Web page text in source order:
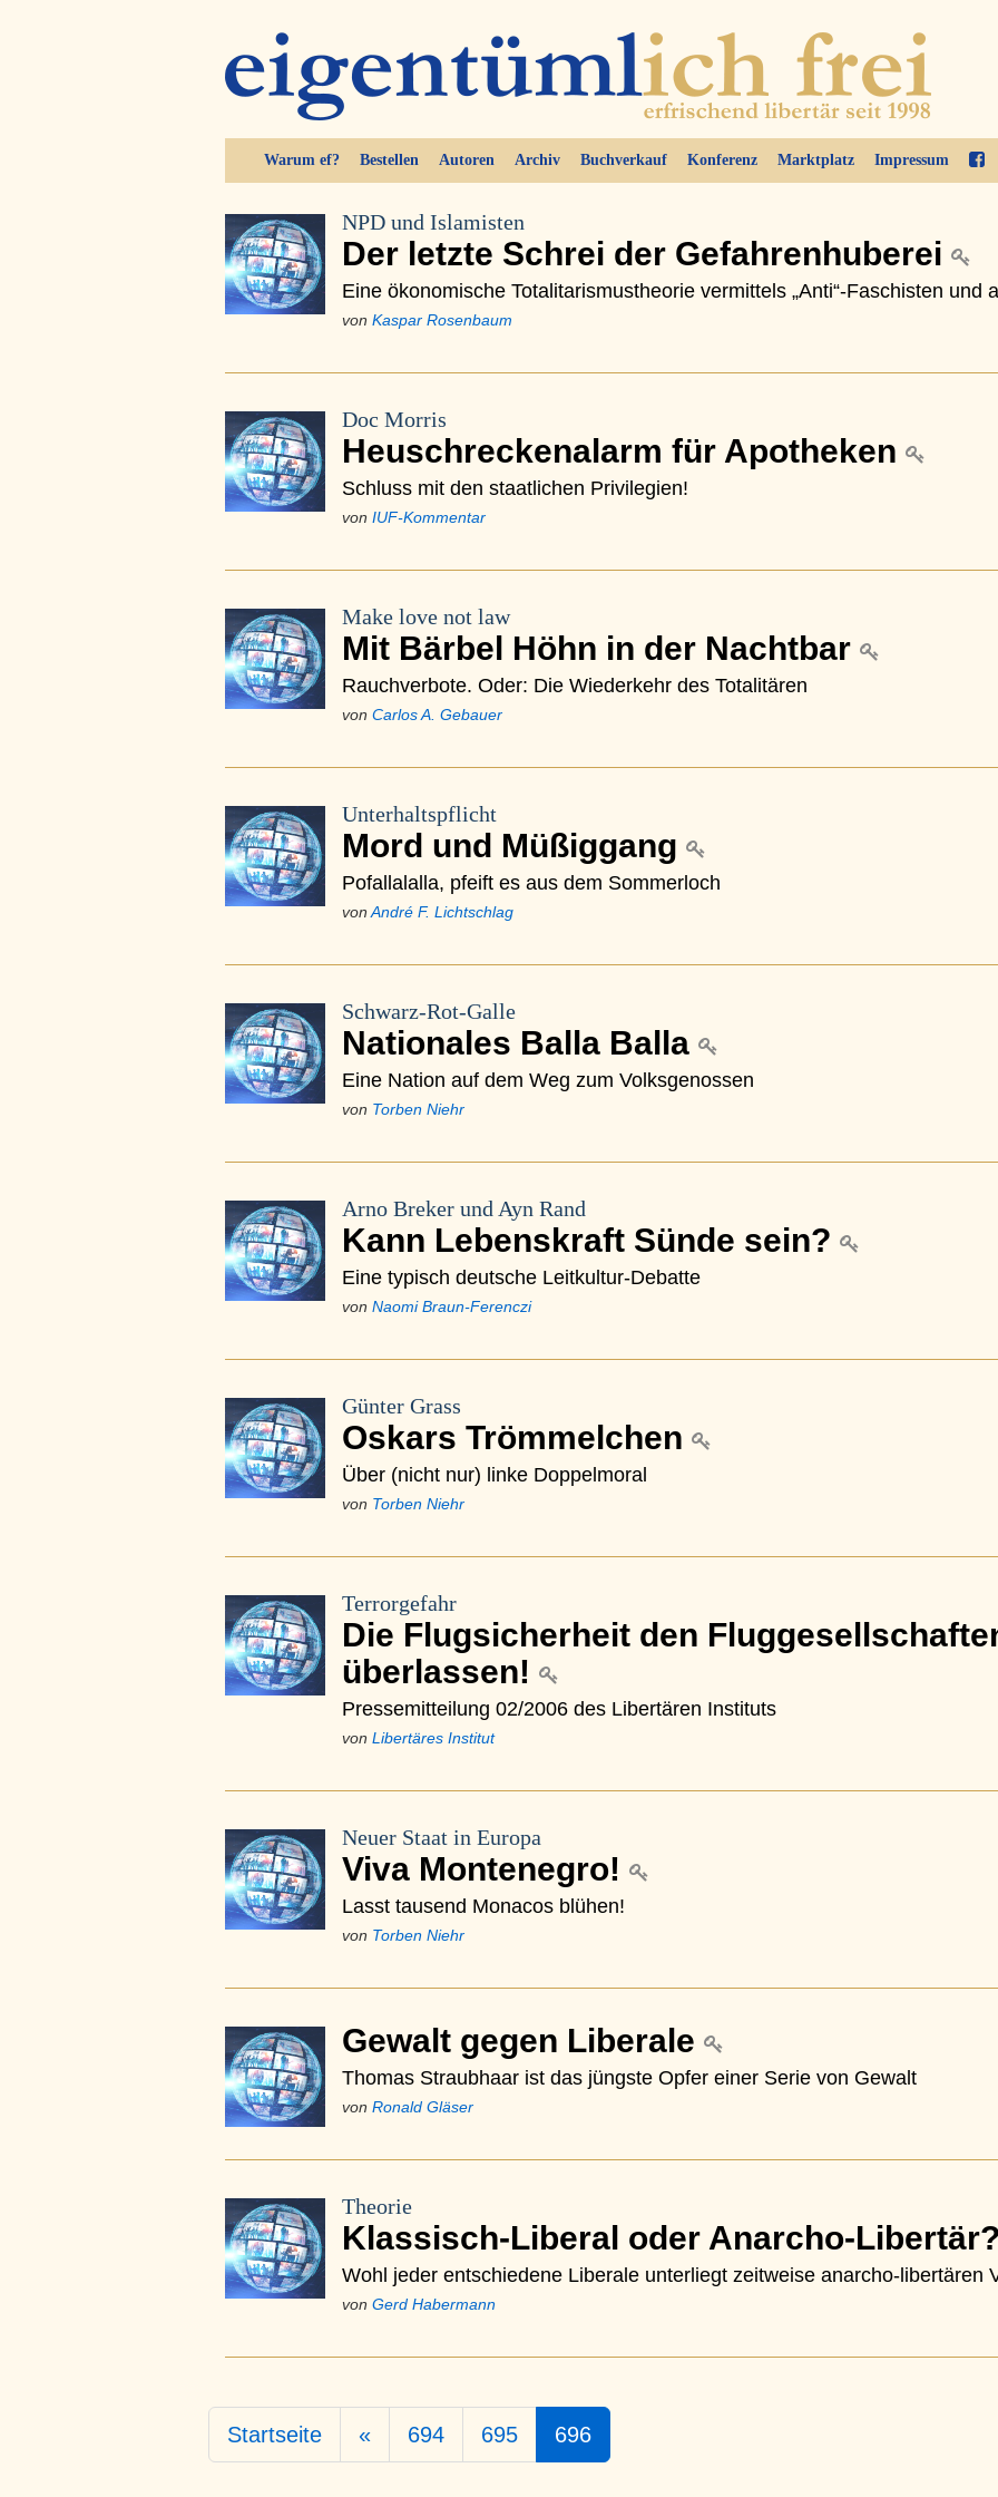
Warum ef? Bestellen Autoren Archiv Buchverkauf Konferenz Marktplatz Impressum
NPD und Islamisten
Der letzte Schrei der Gefahrenhuberei
Eine ökonomische Totalitarismustheorie vermittels „Anti“-Faschisten und
von Kaspar Rosenbaum
Doc Morris
Heuschreckenalarm für Apotheken
Schluss mit den staatlichen Privilegien!
von IUF-Kommentar
Make love not law
Mit Bärbel Höhn in der Nachtbar
Rauchverbote. Oder: Die Wiederkehr des Totalitären
von Carlos A. Gebauer
Unterhaltspflicht
Mord und Müßiggang
Pofallalalla, pfeift es aus dem Sommerloch
von André F. Lichtschlag
Schwarz-Rot-Galle
Nationales Balla Balla
Eine Nation auf dem Weg zum Volksgenossen
von Torben Niehr
Arno Breker und Ayn Rand
Kann Lebenskraft Sünde sein?
Eine typisch deutsche Leitkultur-Debatte
von Naomi Braun-Ferenczi
Günter Grass
Oskars Trömmelchen
Über (nicht nur) linke Doppelmoral
von Torben Niehr
Terrorgefahr
Die Flugsicherheit den
überlassen!
Pressemitteilung 02/2006 des Libertären Instituts
von Libertäres Institut
Neuer Staat in Europa
Viva Montenegro!
Lasst tausend Monacos blühen!
von Torben Niehr
Gewalt gegen Liberale
Thomas Straubhaar ist das jüngste Opfer einer Serie von Gewalt
von Ronald Gläser
Theorie
Klassisch-Liberal oder Anarcho-
Wohl jeder entschiedene Liberale unterliegt zeitweise anarcho-libertären
von Gerd Habermann
Startseite « 694 695 696